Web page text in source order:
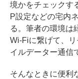
境かをチェックす
P設定などの宅内
る。筆者の環境は
Wi-Fiに繋げて、
イルデーター通信
そんなときに便利